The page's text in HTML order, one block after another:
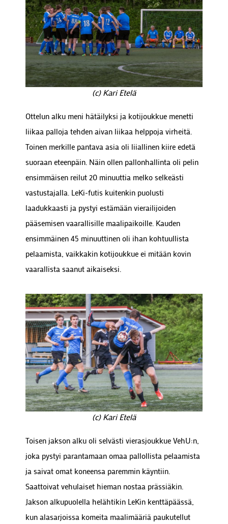
(c) Kari Etelä
Ottelun alku meni hätäilyksi ja kotijoukkue menetti
liikaa palloja tehden aivan liikaa helppoja virheitä.
Toinen merkille pantava asia oli liiallinen kiire edetä
suoraan eteenpäin. Näin ollen pallonhallinta oli pelin
ensimmäisen reilut 20 minuuttia melko selkeästi
vastustajalla. LeKi-futis kuitenkin puolusti
laadukkaasti ja pystyi estämään vierailijoiden
pääsemisen vaarallisille maalipaikoille. Kauden
ensimmäinen 45 minuuttinen oli ihan kohtuullista
pelaamista, vaikkakin kotijoukkue ei mitään kovin
vaarallista saanut aikaiseksi.
(c) Kari Etelä
Toisen jakson alku oli selvästi vierasjoukkue VehU:n,
joka pystyi parantamaan omaa pallollista pelaamista
ja saivat omat koneensa paremmin käyntiin.
Saattoivat vehulaiset hieman nostaa prässiäkin.
Jakson alkupuolella helähtikin LeKin kenttäpäässä,
kun alasarjoissa komeita maalimääriä paukutellut